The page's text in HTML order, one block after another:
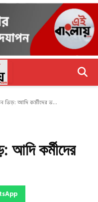
ভিড়: আদি কর্মীদের ভ...
আদি কর্মীদের